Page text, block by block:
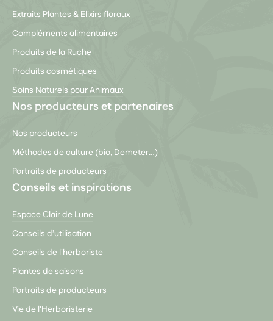
Extraits Plantes & Elixirs floraux
Compléments alimentaires
Produits de la Ruche
Produits cosmétiques
Soins Naturels pour Animaux
Nos producteurs et partenaires
Nos producteurs
Méthodes de culture (bio, Demeter…)
Portraits de producteurs
Conseils et inspirations
Espace Clair de Lune
Conseils d’utilisation
Conseils de l'herboriste
Plantes de saisons
Portraits de producteurs
Vie de l'Herboristerie